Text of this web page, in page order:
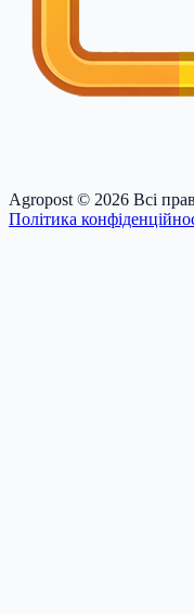
Agropost © 2026 Всі
Політика